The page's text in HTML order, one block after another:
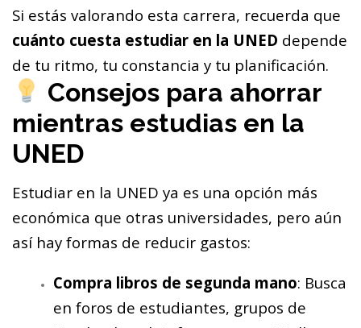
Si estás valorando esta carrera, recuerda que
cuánto cuesta estudiar en la UNED depende
de tu ritmo, tu constancia y tu planificación.
Consejos para ahorrar
mientras estudias en la
UNED
Estudiar en la UNED ya es una opción más
económica que otras universidades, pero aún
así hay formas de reducir gastos:
Compra libros de segunda mano: Busca
en foros de estudiantes, grupos de